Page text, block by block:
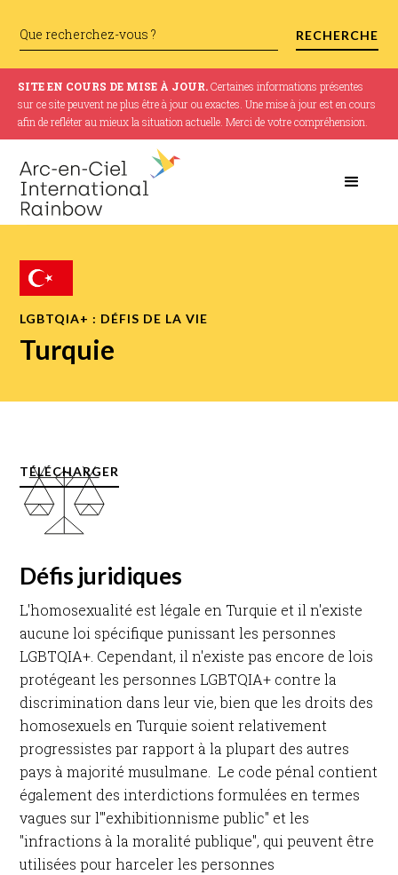
SITE EN COURS DE MISE À JOUR.Certaines informations présentes
sur ce site peuvent ne plus être à jour ou exactes. Une mise à jour est en cours
afin de refléter au mieux la situation actuelle. Merci de votre compréhension.
LGBTQIA+ : DÉFIS DE LA VIE
Turquie
Défis juridiques
L'homosexualité est légale en Turquie et il n'existe
aucune loi spécifique punissant les personnes
LGBTQIA+. Cependant, il n'existe pas encore de lois
protégeant les personnes LGBTQIA+ contre la
discrimination dans leur vie, bien que les droits des
homosexuels en Turquie soient relativement
progressistes par rapport à la plupart des autres
pays à majorité musulmane. Le code pénal contient
également des interdictions formulées en termes
vagues sur l'"exhibitionnisme public" et les
"infractions à la moralité publique", qui peuvent être
utilisées pour harceler les personnes
TÉLÉCHARGER